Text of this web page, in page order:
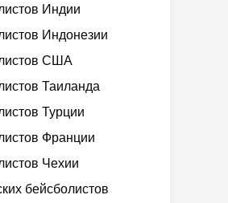
Индии
Индонезии
США
Таиланда
Турции
Франции
Чехии
бейсболистов